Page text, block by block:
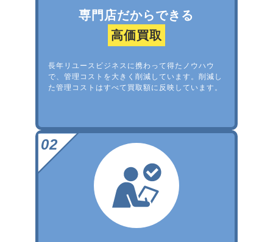
専門店だからできる
高価買取
長年リユースビジネスに携わって得たノウハウ
で、管理コストを大きく削減しています。削減し
た管理コストはすべて買取額に反映しています。